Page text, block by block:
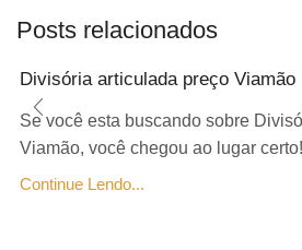
Posts relacionados
Divisória articulada preço Viamão
Se você esta buscando sobre
Viamão, você chegou ao lugar
Continue Lendo...